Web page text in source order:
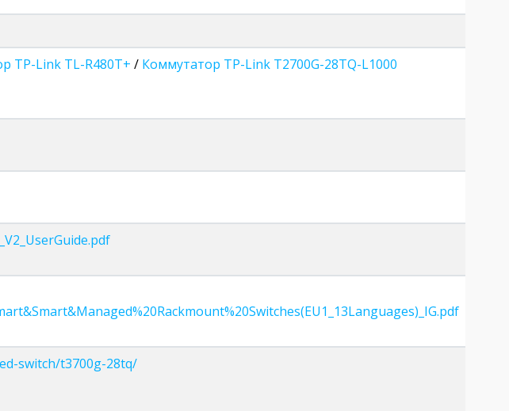
TP-Link TL-R480T+ / Коммутатор TP-Link T2700G-28TQ-L1000
switch/t3700g-28tq/